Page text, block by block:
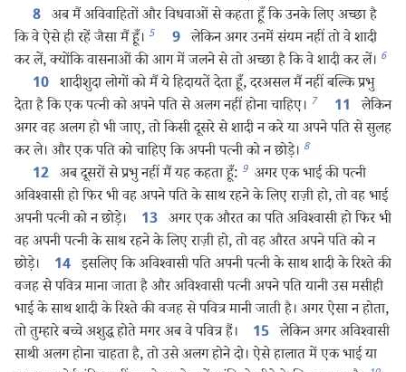
8 अब मैं अविवाहितों और विधवाओं से कहता हूँ कि उनके लिए अच्छा है
कि वे ऐसे ही रहें जैसा मैं हूँ। 5 9 लेकिन अगर उनमें संयम नहीं तो वे शादी
कर लें, क्योंकि वासनाओं की आग में जलने से तो अच्छा है कि वे शादी कर लें। 6
10 शादीशुदा लोगों को मैं ये हिदायतें देता हूँ, दरअसल मैं नहीं बल्कि प्रभु
देता है कि एक पत्नी को अपने पति से अलग नहीं होना चाहिए। 7 11
लेकिन
अगर वह अलग हो भी जाए, तो किसी दूसरे से शादी न करे या अपने पति से सुलह
कर ले। और एक पति को चाहिए कि अपनी पत्नी को न छोड़े। 8
12 अब दूसरों से प्रभु नहीं मैं यह कहता हूँ: 9 अगर एक भाई की पत्नी
अविश्‍वासी हो फिर भी वह अपने पति के साथ रहने के लिए राज़ी हो, तो वह भाई
अपनी पत्नी को न छोड़े।
13 अगर एक औरत का पति अविश्‍वासी हो फिर भी
वह अपनी पत्नी के साथ रहने के लिए राज़ी हो, तो वह औरत अपने पति को न
छोड़े।
14 इसलिए कि अविश्‍वासी पति अपनी पत्नी के साथ शादी के रिश्‍ते की
वजह से पवित्र माना जाता है और अविश्‍वासी पत्नी अपने पति यानी उस मसीही
भाई के साथ शादी के रिश्‍ते की वजह से पवित्र मानी जाती है। अगर ऐसा न होता,
तो तुम्हारे बच्चे अशुद्ध होते मगर अब वे पवित्र हैं।
15 लेकिन अगर अविश्‍वासी
साथी अलग होना चाहता है, तो उसे अलग होने दो। ऐसे हालात में एक भाई या